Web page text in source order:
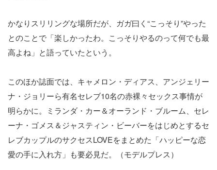
かなりスリリングな場所だが、ガガ曰く“こっそり”やった
とのことで「楽しかったわ。こっそりやるのって何でも最
高よね」と語っていたという。
このほか誌面では、キャメロン・ディアス、アンジェリー
ナ・ジョリーら有名セレブ10名の赤裸々セックス事情が
明らかに。ミランダ・カー＆オーランド・ブルーム、セレ
ーナ・ゴメス＆ジャスティン・ビーバーをはじめとするセ
レブカップルのサクセスLOVEをまとめた「ハッピーな恋
愛の手に入れ方」も要必見だ。（モデルプレス）